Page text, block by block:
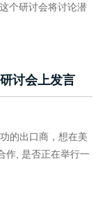
个研讨会将讨论潜
讨会上发言
的出口商，想在美
作, 是否正在举行一